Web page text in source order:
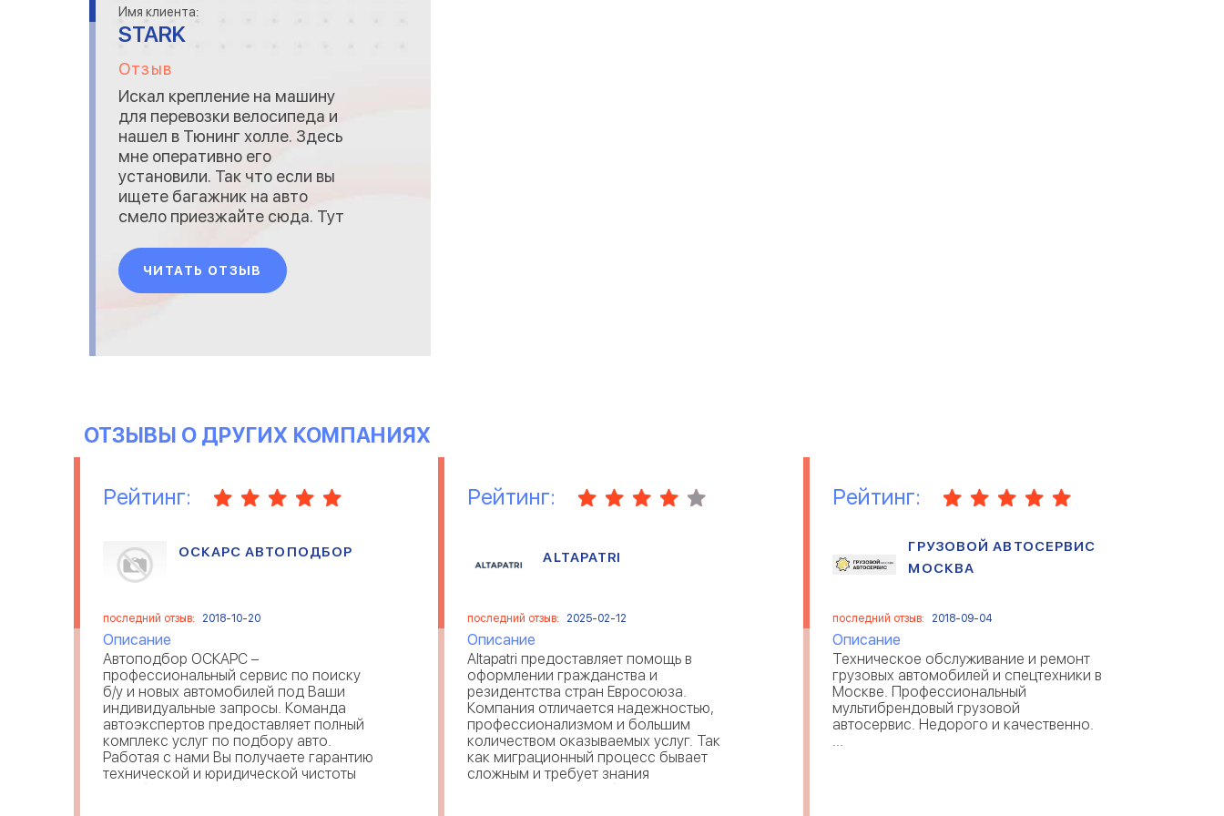
Имя клиента:
STARK
Отзыв
Искал крепление на машину
для перевозки велосипеда и
нашел в Тюнинг холле. Здесь
мне оперативно его
установили. Так что если вы
ищете багажник на авто
смело приезжайте сюда. Тут
вам лучше подойдет и также
его установят.
ЧИТАТЬ ОТЗЫВ
ОТЗЫВЫ О ДРУГИХ КОМПАНИЯХ
Рейтинг:
ОСКАРС АВТОПОДБОР
последний отзыв: 2018-10-20
Описание
Автоподбор ОСКАРС –
профессиональный сервис по поиску
б/у и новых автомобилей под Ваши
индивидуальные запросы. Команда
автоэкспертов предоставляет полный
комплекс услуг по подбору авто.
Работая с нами Вы получаете гарантию
технической и юридической чистоты
подобранного авто,
Рейтинг:
ALTAPATRI
последний отзыв: 2025-02-12
Описание
Altapatri предоставляет помощь в
оформлении гражданства и
резидентства стран Евросоюза.
Компания отличается надежностью,
профессионализмом и большим
количеством оказываемых услуг. Так
как миграционный процесс бывает
сложным и требует знания
законодательства, сбор досье
Рейтинг:
ГРУЗОВОЙ АВТОСЕРВИС
МОСКВА
последний отзыв: 2018-09-04
Описание
Техническое обслуживание и ремонт
грузовых автомобилей и спецтехники в
Москве. Профессиональный
мультибрендовый грузовой
автосервис. Недорого и качественно.
...